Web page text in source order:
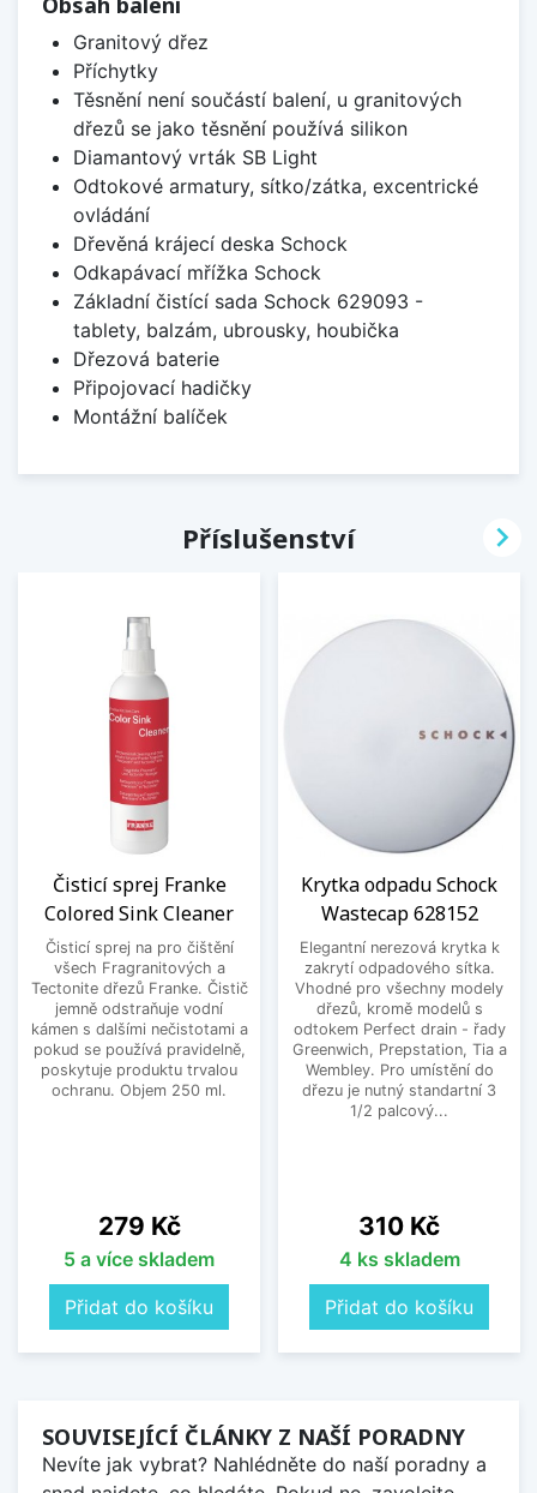
Granitový dřez
Příchytky
Těsnění není součástí balení, u granitových
dřezů se jako těsnění používá silikon
Diamantový vrták SB Light
Odtokové armatury, sítko/zátka, excentrické
ovládání
Dřevěná krájecí deska Schock
Odkapávací mřížka Schock
Základní čistící sada Schock 629093 -
tablety, balzám, ubrousky, houbička
Dřezová baterie
Připojovací hadičky
Montážní balíček
Příslušenství
Čisticí sprej Franke
Colored Sink Cleaner
Čisticí sprej na pro čištění
všech Fragranitových a
Tectonite dřezů Franke. Čistič
jemně odstraňuje vodní
kámen s dalšími nečistotami a
pokud se používá pravidelně,
poskytuje produktu trvalou
ochranu. Objem 250 ml.
Cena
279 Kč
5 a více skladem
Přidat do košíku
Krytka odpadu Schock
Wastecap 628152
Elegantní nerezová krytka k
zakrytí odpadového sítka.
Vhodné pro všechny modely
dřezů, kromě modelů s
odtokem Perfect drain - řady
Greenwich, Prepstation, Tia a
Wembley. Pro umístění do
dřezu je nutný standartní 3
1/2 palcový...
Cena
310 Kč
4 ks skladem
Přidat do košíku

SOUVISEJÍCÍ ČLÁNKY Z NAŠÍ PORADNY
Nevíte jak vybrat? Nahlédněte do naší poradny a